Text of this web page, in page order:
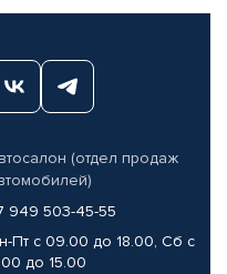
(отдел продаж
949 503-45-55
Пт с 09.00 до 18.00, Сб с
до 15.00